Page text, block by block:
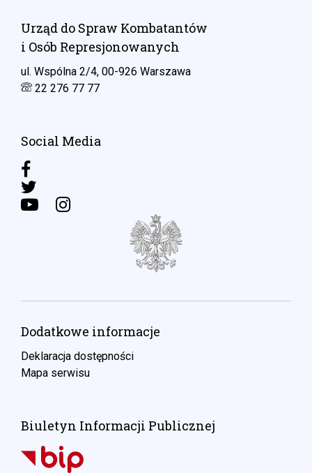
Urząd do Spraw Kombatantów
i Osób Represjonowanych
ul. Wspólna 2/4, 00-926 Warszawa
22 276 77 77
Social Media
Dodatkowe informacje
Deklaracja dostępności
Mapa serwisu
Biuletyn Informacji Publicznej